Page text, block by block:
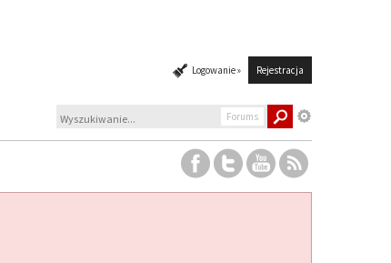
Logowanie » Rejestracja
Forums